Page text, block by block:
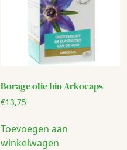
Borage olie bio Arkocaps
€13,75
Toevoegen aan
winkelwagen